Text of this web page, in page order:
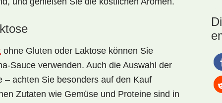
ohne Gluten oder Laktose können Sie
Sauce verwenden. Auch die Auswahl der
achten Sie besonders auf den Kauf
Zutaten wie Gemüse und Proteine sind in